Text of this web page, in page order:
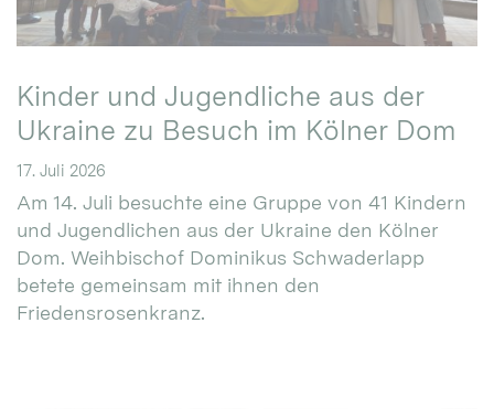
Kinder und Jugendliche aus der
Ukraine zu Besuch im Kölner Dom
17. Juli 2026
Am 14. Juli besuchte eine Gruppe von 41 Kindern
und Jugendlichen aus der Ukraine den Kölner
Dom. Weihbischof Dominikus Schwaderlapp
betete gemeinsam mit ihnen den
Friedensrosenkranz.